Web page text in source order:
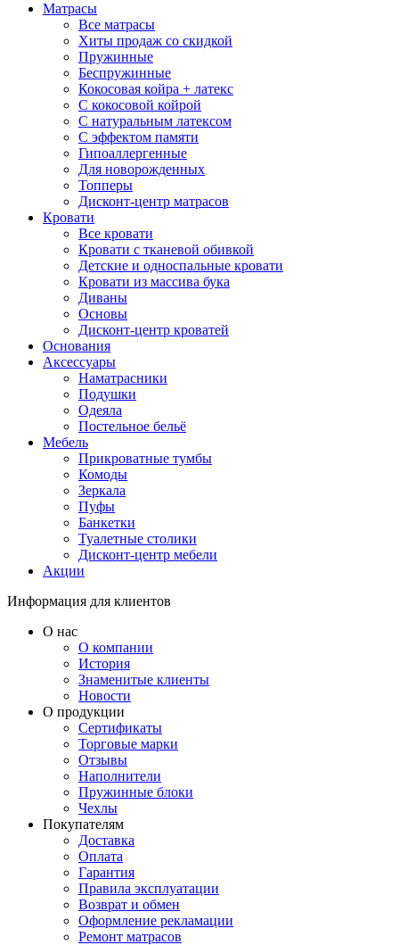
Матрасы
Все матрасы
Хиты продаж со скидкой
Пружинные
Беспружинные
Кокосовая койра + латекс
С кокосовой койрой
С натуральным латексом
С эффектом памяти
Гипоаллергенные
Для новорожденных
Топперы
Дисконт-центр матрасов
Кровати
Все кровати
Кровати с тканевой обивкой
Детские и односпальные кровати
Кровати из массива бука
Диваны
Основы
Дисконт-центр кроватей
Основания
Аксессуары
Наматрасники
Подушки
Одеяла
Постельное бельё
Мебель
Прикроватные тумбы
Комоды
Зеркала
Пуфы
Банкетки
Туалетные столики
Дисконт-центр мебели
Акции
Информация для клиентов
О нас
О компании
История
Знаменитые клиенты
Новости
О продукции
Сертификаты
Торговые марки
Отзывы
Наполнители
Пружинные блоки
Чехлы
Покупателям
Доставка
Оплата
Гарантия
Правила эксплуатации
Возврат и обмен
Оформление рекламации
Ремонт матрасов